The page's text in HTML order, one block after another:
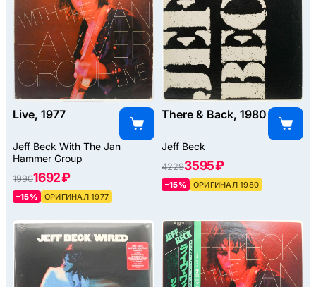
Live, 1977
Jeff Beck With The Jan
Hammer Group
19901692 ₽
–15% ОРИГИНАЛ 1977
There & Back, 1980
Jeff Beck
42293595 ₽
–15% ОРИГИНАЛ 1980